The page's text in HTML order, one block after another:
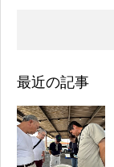
最近の記事